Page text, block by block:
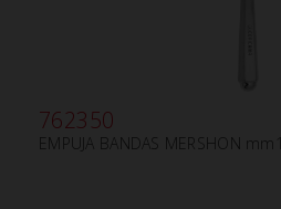
762350
EMPUJA BANDAS MERSHON